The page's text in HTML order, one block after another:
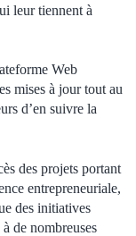
leur tiennent à
Web
mises à jour tout au
d’en suivre la
des projets portant
entrepreneuriale,
des initiatives
de nombreuses